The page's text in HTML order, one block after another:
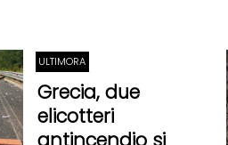
ULTIMORA
Grecia, due
elicotteri